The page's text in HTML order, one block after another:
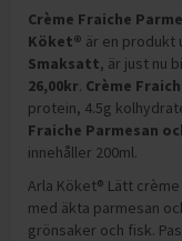
Crème Fraiche
Köket® är en produkt
Smaksatt, är just nu
26,00kr. Crème
protein, 4.5g
Fraiche Parmesan
innehåller 200ml.
Arla Köket® Lätt
med äkta parmesan
grönsaker och fisk.